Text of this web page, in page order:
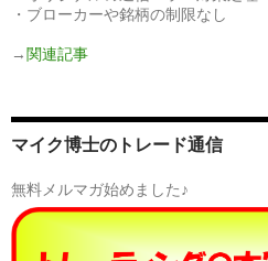
・ブローカーや銘柄の制限なし
→ 関連記事
マイク博士のトレード通信
無料メルマガ始めました♪